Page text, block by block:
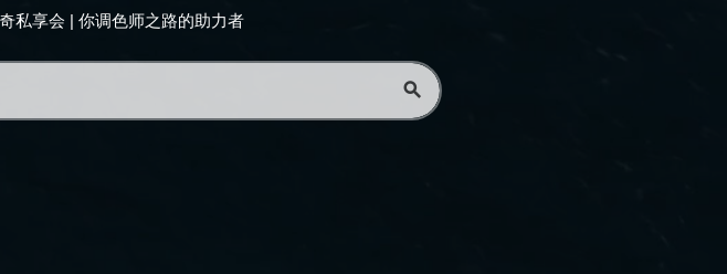
私享会 | 你调色师之路的助力者